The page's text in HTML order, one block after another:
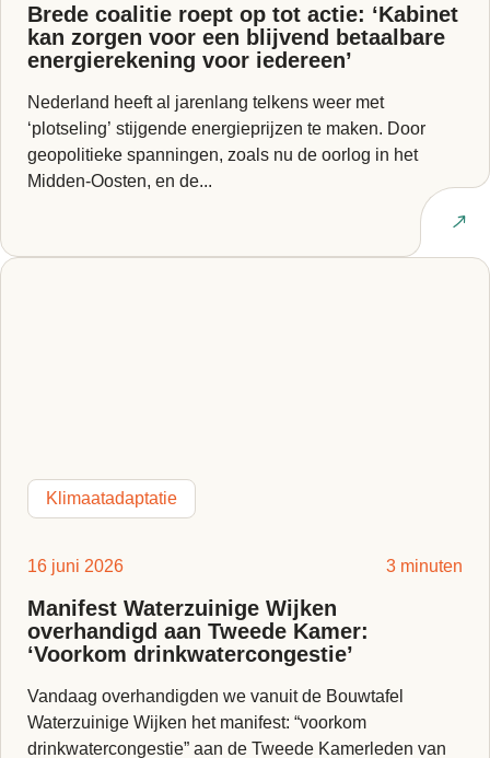
Brede coalitie roept op tot actie: ‘Kabinet
kan zorgen voor een blijvend betaalbare
energierekening voor iedereen’
Nederland heeft al jarenlang telkens weer met
‘plotseling’ stijgende energieprijzen te maken. Door
geopolitieke spanningen, zoals nu de oorlog in het
Midden-Oosten, en de...
Lees artikel
Klimaatadaptatie
16 juni 2026 3 minuten
Manifest Waterzuinige Wijken
overhandigd aan Tweede Kamer:
‘Voorkom drinkwatercongestie’
Vandaag overhandigden we vanuit de Bouwtafel
Waterzuinige Wijken het manifest: “voorkom
drinkwatercongestie” aan de Tweede Kamerleden van